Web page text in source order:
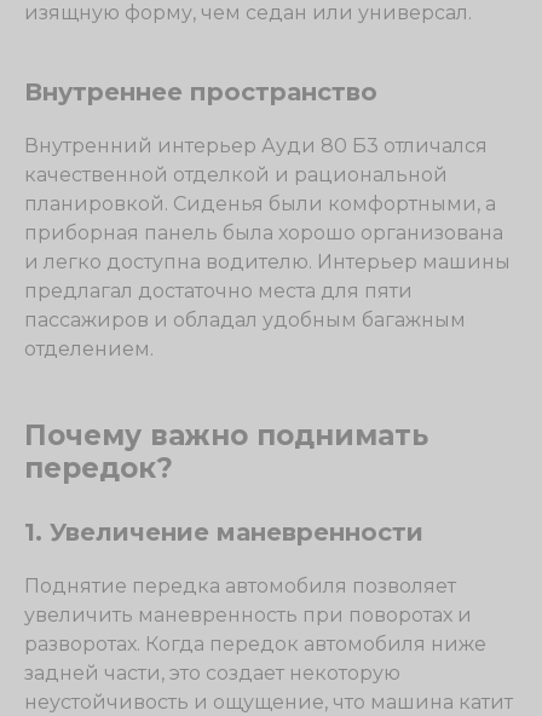
изящную форму, чем седан или универсал.
Внутреннее пространство
Внутренний интерьер Ауди 80 Б3 отличался
качественной отделкой и рациональной
планировкой. Сиденья были комфортными, а
приборная панель была хорошо организована
и легко доступна водителю. Интерьер машины
предлагал достаточно места для пяти
пассажиров и обладал удобным багажным
отделением.
Почему важно поднимать
передок?
1. Увеличение маневренности
Поднятие передка автомобиля позволяет
увеличить маневренность при поворотах и
разворотах. Когда передок автомобиля ниже
задней части, это создает некоторую
неустойчивость и ощущение, что машина катит